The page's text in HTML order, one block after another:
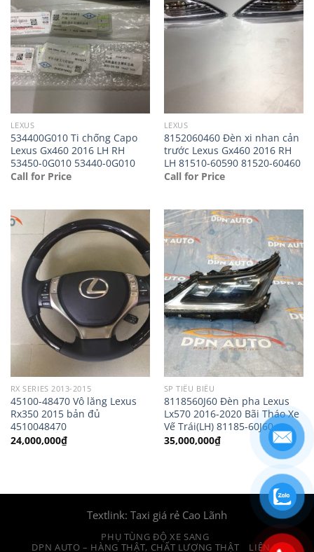
LEXUS
534400G010 Ti chống Capo
Lexus Gx460 2016 LH RH
53450-0G010 53440-0G010
Call for Price
LEXUS
8152060460 Đèn xi nhan cản
trước Lexus Gx460 2016 RH
LH 81510-60590 81520-60460
Call for Price
RX SERIES 2013-2015
45100-48470 Vô lăng Lexus
Rx350 2015 bản đủ
4510048470
24,000,000₫
SP TIÊU BIỂU
8118560J60 Đèn pha Lexus
Lx570 2016-2020 Bãi Tháo Xe
Vế Trái(LH) 81185-60J60
35,000,000₫
Textlink: Taxi giá rẻ Cao Lãnh
PHỤ TÙNG ĐỘ XE SANG
DPN AUTO – HÀNG THẬT, CHẤT LƯỢNG THẬT
LIÊN HỆ